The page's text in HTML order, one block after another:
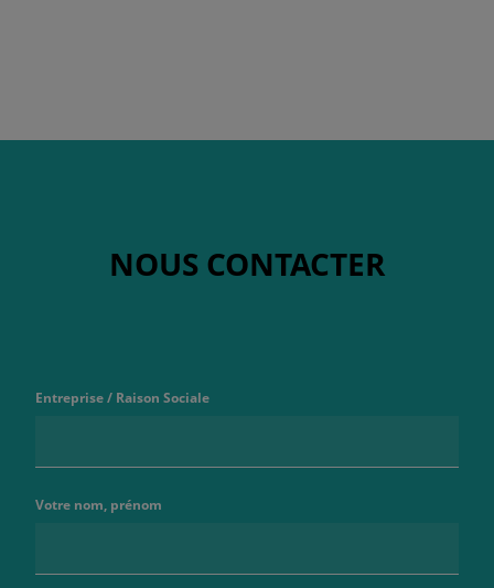
NOUS CONTACTER
Entreprise / Raison Sociale
Votre nom, prénom